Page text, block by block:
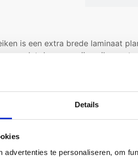
Details
advertenties te personaliseren, om
is een extra brede laminaat
dat de warmgrijze eiken
moderne uitstraling geven aan
zijn geschikt voor het leggen
eens benadrukt. De vloer
. Het laminaat wordt in veel
de toplaag van het laminaat.